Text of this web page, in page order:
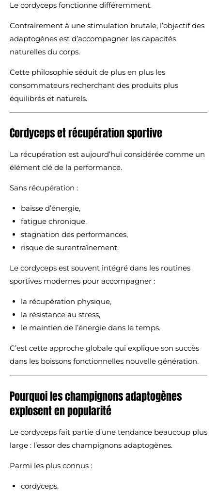
Le cordyceps fonctionne différemment.
Contrairement à une stimulation brutale, l’objectif des
adaptogènes est d’accompagner les capacités
naturelles du corps.
Cette philosophie séduit de plus en plus les
consommateurs recherchant des produits plus
équilibrés et naturels.
Cordyceps et récupération sportive
La récupération est aujourd’hui considérée comme un
élément clé de la performance.
Sans récupération :
baisse d’énergie,
fatigue chronique,
stagnation des performances,
risque de surentraînement.
Le cordyceps est souvent intégré dans les routines
sportives modernes pour accompagner :
la récupération physique,
la résistance au stress,
le maintien de l’énergie dans le temps.
C’est cette approche globale qui explique son succès
dans les boissons fonctionnelles nouvelle génération.
Pourquoi les champignons adaptogènes
explosent en popularité
Le cordyceps fait partie d’une tendance beaucoup plus
large : l’essor des champignons adaptogènes.
Parmi les plus connus :
cordyceps,